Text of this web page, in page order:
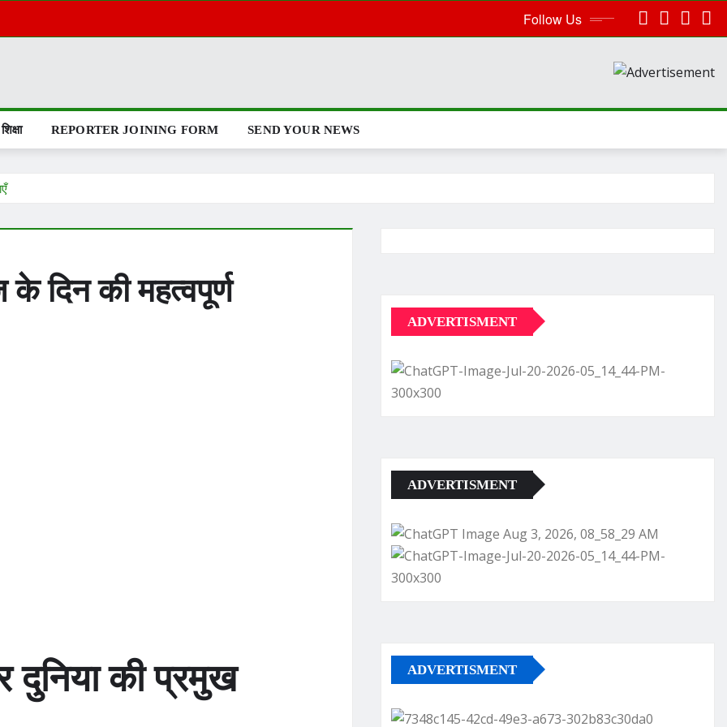
Follow Us
शिक्षा REPORTER JOINING FORM SEND YOUR NEWS
दिन की महत्वपूर्ण
की प्रमुख
ADVERTISMENT
ADVERTISMENT
ADVERTISMENT